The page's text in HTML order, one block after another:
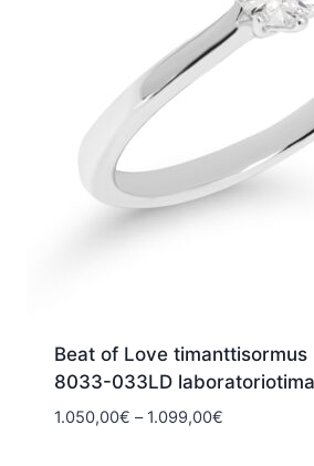
Beat of Love timanttisormus
8033-033LD
1.050,00€ – 1.099,00€Hintaluokka: